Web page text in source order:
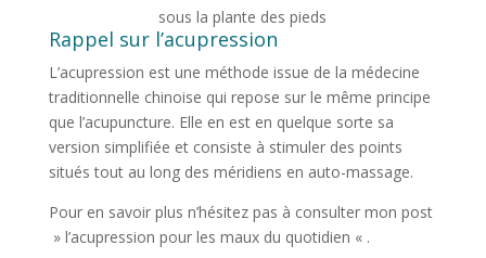
sous la plante des pieds
Rappel sur l’acupression
L’acupression est une méthode issue de la médecine
traditionnelle chinoise qui repose sur le même principe
que l’acupuncture. Elle en est en quelque sorte sa
version simplifiée et consiste à stimuler des points
situés tout au long des méridiens en auto-massage.
Pour en savoir plus n’hésitez pas à consulter mon post
» l’acupression pour les maux du quotidien « .